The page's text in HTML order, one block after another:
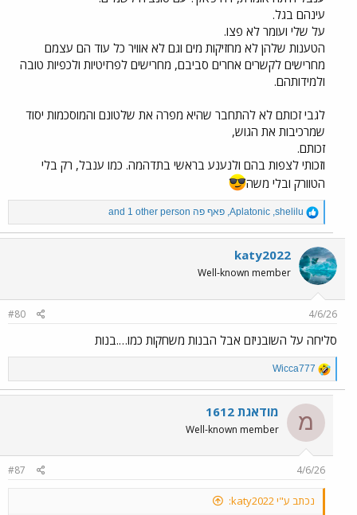
עינהם בגל.
על שלי ועומר לא פצו.
הטענות שלהן לא מחזיקות מים וגם לא אוויר כל עוד הם עצמם
מחרישים לקשרים אחרים סביבם, מחרישים לפרזיטיות ולכפיות טובה
ולמידותהם.
לגבי זכותם לא להתחבר שהיא מפרה את שלטונם והמוסכמות יסוד
שמרכיבות את הגוש,
זכותם.
וזכותי לצפות בהם ולנענע בראשי בתדהמה. כמו ענבל, רק בלי
הטוורק ובלי משה
R
e
a
t
i
n
shelilu
,
Aplatonic
, פאף פה
katy2022
Well-known member
4/6/26
#80
סליחה על השובניזם אבל הבנות משחקות כמו….בנות
R
e
a
c
o
n
s
Wicca777
מ מודאגת 1612
Well-known member
4/6/26
#87
נכתב ע"י katy2022: